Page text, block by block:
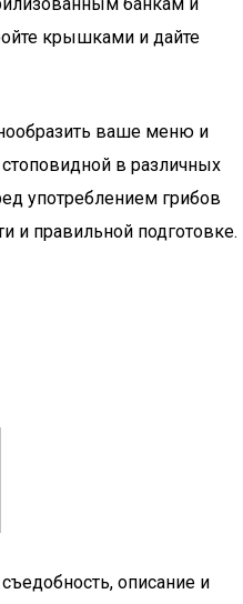
крышками и дайте
ваше меню и
в различных
употреблением грибов
и правильной подготовке.
описание и